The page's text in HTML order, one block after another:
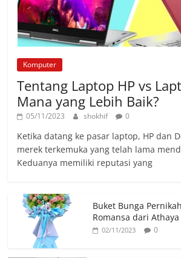
Komputer
Tentang Laptop HP vs
Mana yang Lebih Baik?
05/11/2023 shokhif 0
Ketika datang ke pasar laptop, HP dan
merek terkemuka yang telah lama
Keduanya memiliki reputasi yang
Buket Bunga
Romansa dari Athaya
02/11/2023 0